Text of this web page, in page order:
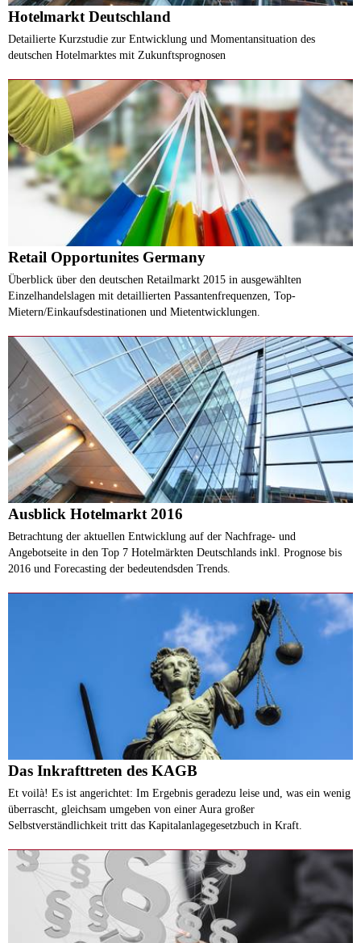
Hotelmarkt Deutschland
Detailierte Kurzstudie zur Entwicklung und Momentansituation des
deutschen Hotelmarktes mit Zukunftsprognosen
Retail Opportunites Germany
Überblick über den deutschen Retailmarkt 2015 in ausgewählten
Einzelhandelslagen mit detaillierten Passantenfrequenzen, Top-
Mietern/Einkaufsdestinationen und Mietentwicklungen.
Ausblick Hotelmarkt 2016
Betrachtung der aktuellen Entwicklung auf der Nachfrage- und
Angebotseite in den Top 7 Hotelmärkten Deutschlands inkl. Prognose bis
2016 und Forecasting der bedeutendsden Trends.
Das Inkrafttreten des KAGB
Et voilà! Es ist angerichtet: Im Ergebnis geradezu leise und, was ein wenig
überrascht, gleichsam umgeben von einer Aura großer
Selbstverständlichkeit tritt das Kapitalanlagegesetzbuch in Kraft.